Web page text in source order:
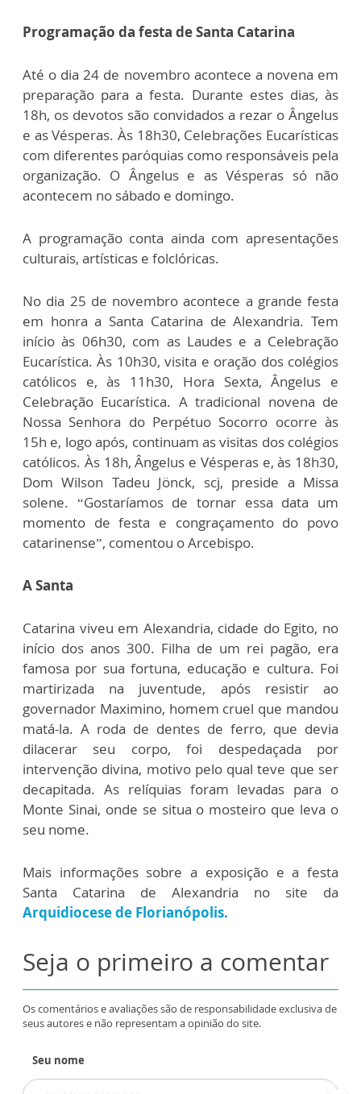
Programação da festa de Santa Catarina
Até o dia 24 de novembro acontece a novena em
preparação para a festa. Durante estes dias, às
18h, os devotos são convidados a rezar o Ângelus
e as Vésperas. Às 18h30, Celebrações Eucarísticas
com diferentes paróquias como responsáveis pela
organização. O Ângelus e as Vésperas só não
acontecem no sábado e domingo.
A programação conta ainda com apresentações
culturais, artísticas e folclóricas.
No dia 25 de novembro acontece a grande festa
em honra a Santa Catarina de Alexandria. Tem
início às 06h30, com as Laudes e a Celebração
Eucarística. Às 10h30, visita e oração dos colégios
católicos e, às 11h30, Hora Sexta, Ângelus e
Celebração Eucarística. A tradicional novena de
Nossa Senhora do Perpétuo Socorro ocorre às
15h e, logo após, continuam as visitas dos colégios
católicos. Às 18h, Ângelus e Vésperas e, às 18h30,
Dom Wilson Tadeu Jönck, scj, preside a Missa
solene. “Gostaríamos de tornar essa data um
momento de festa e congraçamento do povo
catarinense”, comentou o Arcebispo.
A Santa
Catarina viveu em Alexandria, cidade do Egito, no
início dos anos 300. Filha de um rei pagão, era
famosa por sua fortuna, educação e cultura. Foi
martirizada na juventude, após resistir ao
governador Maximino, homem cruel que mandou
matá-la. A roda de dentes de ferro, que devia
dilacerar seu corpo, foi despedaçada por
intervenção divina, motivo pelo qual teve que ser
decapitada. As relíquias foram levadas para o
Monte Sinai, onde se situa o mosteiro que leva o
seu nome.
Mais informações sobre a exposição e a festa
Santa Catarina de Alexandria no site da
Arquidiocese de Florianópolis.
Seja o primeiro a comentar
Os comentários e avaliações são de responsabilidade exclusiva de
seus autores e não representam a opinião do site.
Seu nome